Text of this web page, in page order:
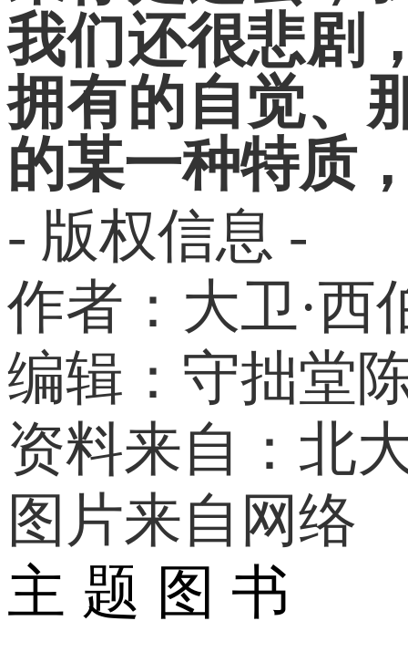
我们还很悲剧
拥有的自觉、
的某一种特质
- 版权信息 -
作者：大卫·西
编辑：守拙堂
资料来自：北
图片来自网络
主 题 图 书